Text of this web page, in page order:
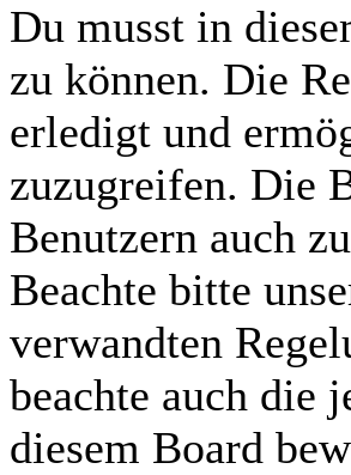
Du musst in
zu können. Die
erledigt und
zuzugreifen. Die
Benutzern auch
Beachte bitte
verwandten
beachte auch die
diesem Board